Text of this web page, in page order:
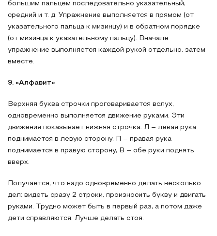
большим пальцем последовательно указательный,
средний и т. д. Упражнение выполняется в прямом (от
указательного пальца к мизинцу) и в обратном порядке
(от мизинца к указательному пальцу). Вначале
упражнение выполняется каждой рукой отдельно, затем
вместе.
9. «Алфавит»
Верхняя буква строчки проговаривается вслух,
одновременно выполняется движение руками. Эти
движения показывает нижняя строчка: Л – левая рука
поднимается в левую сторону, П – правая рука
поднимается в правую сторону, В – обе руки поднять
вверх.
Получается, что надо одновременно делать несколько
дел: видеть сразу 2 строки, произносить букву и двигать
руками. Трудно может быть в первый раз, а потом даже
дети справляются. Лучше делать стоя.